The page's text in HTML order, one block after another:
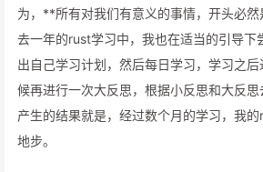
为，**所有对我们有意义的事情，开头必
去一年的rust学习中，我也在适当的引导下
出自己学习计划，然后每日学习，学习之
候再进行一次大反思，根据小反思和大反思
产生的结果就是，经过数个月的学习，我
地步。